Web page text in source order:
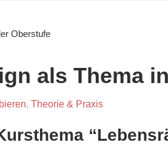
Oberstufe
als Thema
, Theorie & Praxis